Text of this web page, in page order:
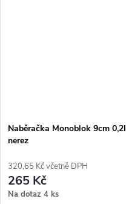
Naběračka Monoblok 9cm 0,2l
nerez
320,65 Kč včetně DPH
265 Kč
Na dotaz 4 ks